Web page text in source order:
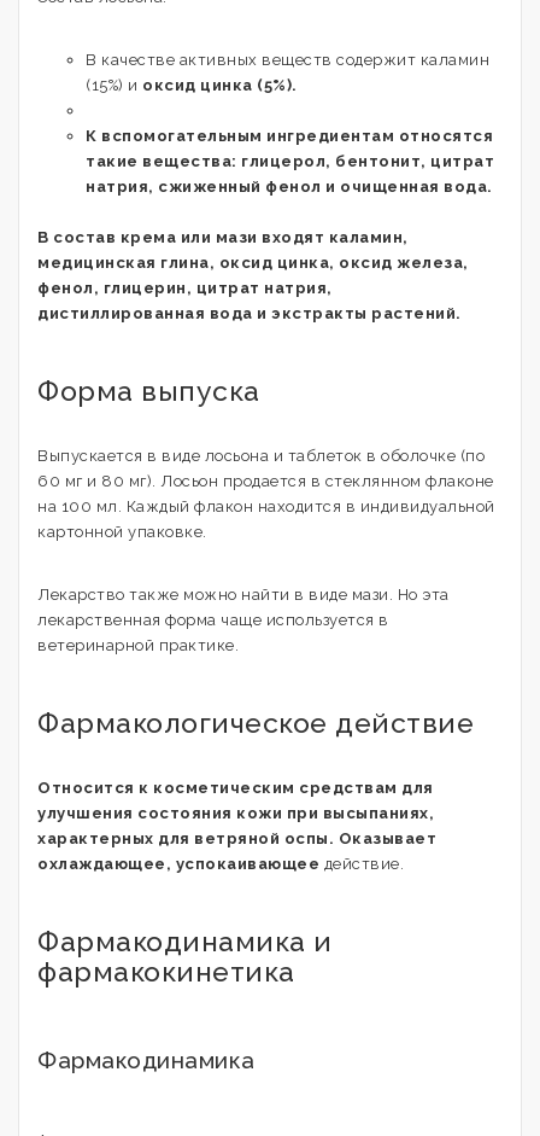
В качестве активных веществ содержит каламин
(15%) и оксид цинка (5%).
К вспомогательным ингредиентам относятся
такие вещества: глицерол, бентонит, цитрат
натрия, сжиженный фенол и очищенная вода.
В состав крема или мази входят каламин,
медицинская глина, оксид цинка, оксид железа,
фенол, глицерин, цитрат натрия,
дистиллированная вода и экстракты растений.
Форма выпуска
Выпускается в виде лосьона и таблеток в оболочке (по
60 мг и 80 мг). Лосьон продается в стеклянном флаконе
на 100 мл. Каждый флакон находится в индивидуальной
картонной упаковке.
Лекарство также можно найти в виде мази. Но эта
лекарственная форма чаще используется в
ветеринарной практике.
Фармакологическое действие
Относится к косметическим средствам для
улучшения состояния кожи при высыпаниях,
характерных для ветряной оспы. Оказывает
охлаждающее, успокаивающее действие.
Фармакодинамика и
фармакокинетика
Фармакодинамика